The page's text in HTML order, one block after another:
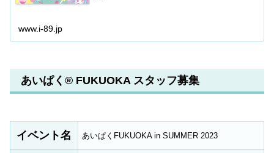
www.i-89.jp
あいぱく® FUKUOKA スタッフ募集
イベント名 あいぱくFUKUOKA in SUMMER 2023